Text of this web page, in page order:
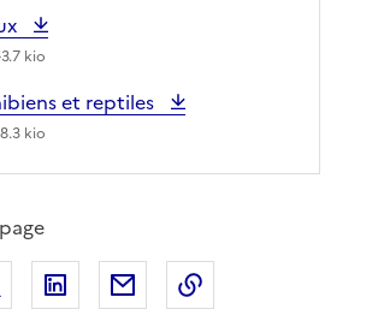
kio
et reptiles
kio
sur Facebook
Partager sur XPartager sur LinkedIn
Partager par email